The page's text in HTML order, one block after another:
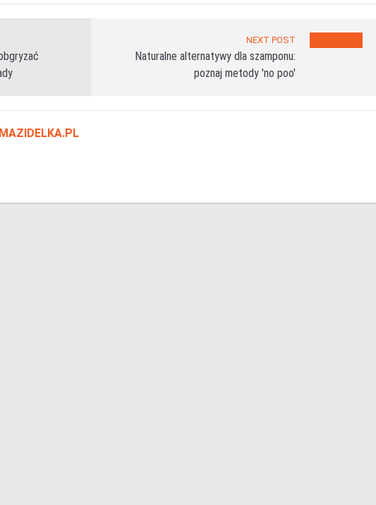
NEXT POST
Naturalne alternatywy dla szamponu:
poznaj metody 'no poo'
MAZIDELKA.PL